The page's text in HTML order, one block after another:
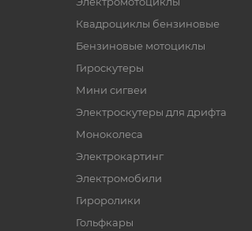
Квадроциклы бензиновые
Бензиновые мотоциклы
Гироскутеры
Мини сигвеи
Электроскутеры для дрифта
Моноколеса
Электрокартинг
Электромобили
Гироролики
Гольфкары